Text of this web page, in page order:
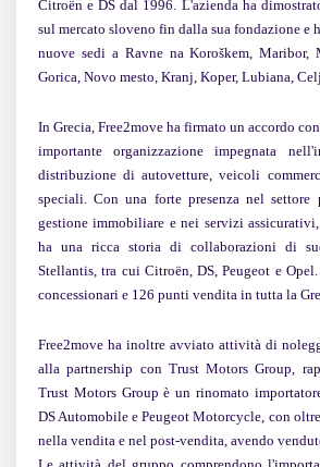
Citroën e DS dal 1996. L'azienda ha
sul mercato sloveno fin dalla sua fondazione e
nuove sedi a Ravne na Koroškem, Maribor,
Gorica, Novo mesto, Kranj, Koper, Lubiana,
In Grecia, Free2move ha firmato un accordo
importante organizzazione impegnata
distribuzione di autovetture, veicoli
speciali. Con una forte presenza nel settore
gestione immobiliare e nei servizi
ha una ricca storia di collaborazioni di
Stellantis, tra cui Citroën, DS, Peugeot e
concessionari e 126 punti vendita in tutta la
Free2move ha inoltre avviato attività di
alla partnership con Trust Motors Group,
Trust Motors Group è un rinomato
DS Automobile e Peugeot Motorcycle, con
nella vendita e nel post-vendita, avendo